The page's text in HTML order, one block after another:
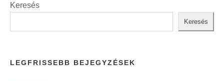
Keresés
Keresés
LEGFRISSEBB BEJEGYZÉSEK